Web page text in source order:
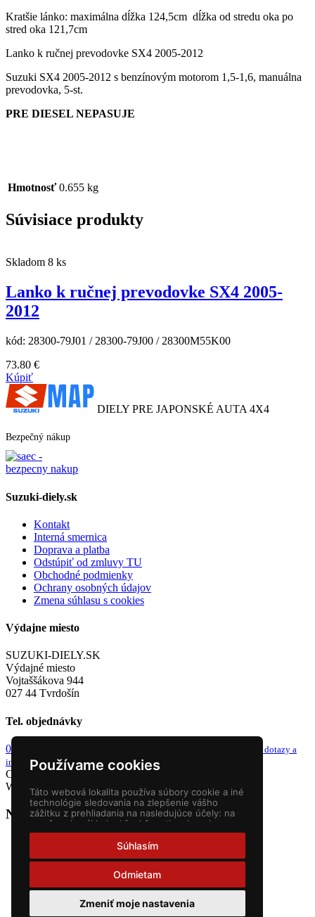
Používame cookies
Táto webová lokalita používa súbory cookie a iné
technológie sledovania na zlepšenie vášho
zážitku z prehliadania na nasledujúce účely: na
umožnenie základnej funkčnosti webovej
stránky,pre lepší zážitok na webe,na meranie
vášho záujmu o naše produkty a služby a na
prispôsobenie marketingových interakcií
zobrazovanie reklám ktoré sú pre vás
Súhlasím
Odmietam
Zmeniť moje nastavenia
Kratšie lánko: maximálna dĺžka 124,5cm dĺžka od stredu oka po
stred oka 121,7cm
Lanko k ručnej prevodovke SX4 2005-2012
Suzuki SX4 2005-2012 s benzínovým motorom 1,5-1,6, manuálna
prevodovka, 5-st.
PRE DIESEL NEPASUJE
Hmotnosť 0.655 kg
Súvisiace produkty
Skladom 8 ks
Lanko k ručnej prevodovke SX4 2005-
2012
kód: 28300-79J01 / 28300-79J00 / 28300M55K00
73.80 €
Kúpiť
DIELY PRE JAPONSKÉ AUTA 4X4
Bezpečný nákup
Suzuki-diely.sk
Kontakt
Interná smernica
Doprava a platba
Odstúpiť od zmluvy TU
Obchodné podmienky
Ochrany osobných údajov
Zmena súhlasu s cookies
Výdajne miesto
SUZUKI-DIELY.SK
Výdajné miesto
Vojtaššákova 944
027 44 Tvrdošín
Tel. objednávky
0949 243 982
email pre dotazy a
iné
Copyright © 2026 Suzuki diely. Všetky práva vyhradené.
Webstránky
NEONUS s.r.o.
Nákupný košík